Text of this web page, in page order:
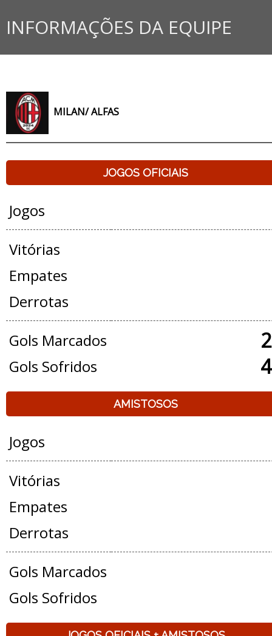
INFORMAÇÕES DA EQUIPE
MILAN/ ALFAS
JOGOS OFICIAIS
Jogos
Vitórias
Empates
Derrotas
Gols Marcados
Gols Sofridos
AMISTOSOS
Jogos
Vitórias
Empates
Derrotas
Gols Marcados
Gols Sofridos